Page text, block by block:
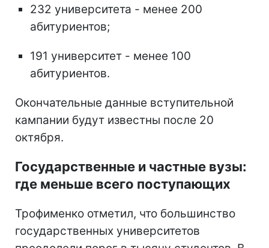
232 университета - менее 200
абитуриентов;
191 университет - менее 100
абитуриентов.
Окончательные данные вступительной
кампании будут известны после 20
октября.
Государственные и частные вузы:
где меньше всего поступающих
Трофименко отметил, что большинство
государственных университетов